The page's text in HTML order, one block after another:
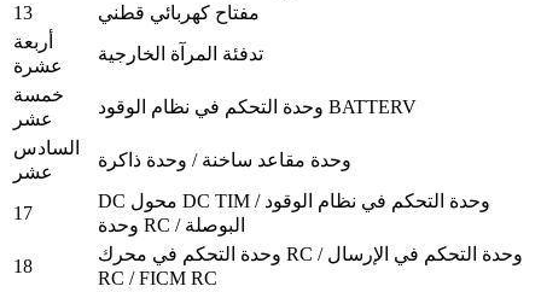
13
مفتاح كهربائي قطني
أربعة
عشرة
تدفئة المرآة الخارجية
خمسة
عشر
وحدة التحكم في نظام الوقود BATTERV
السادس
عشر
وحدة مقاعد ساخنة / وحدة ذاكرة
17
DC محول DC TIM / وحدة التحكم في نظام الوقود
وحدة RC / البوصلة
18
وحدة التحكم في محرك RC / وحدة التحكم في الإرسال
RC / FICM RC